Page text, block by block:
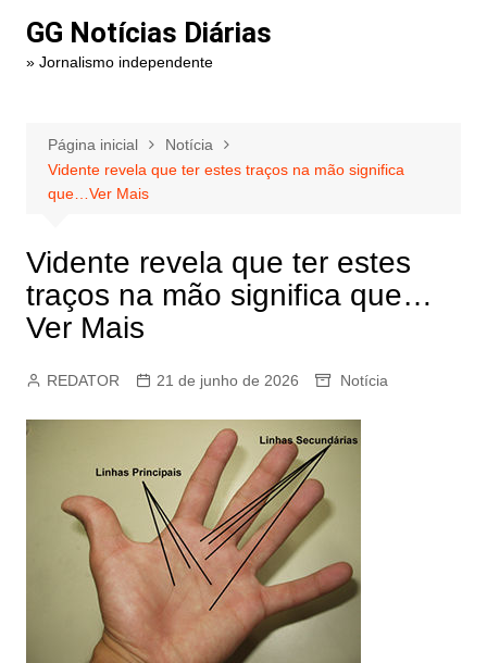
paraGG Notícias Diárias
» Jornalismo independente
Página inicial
Notícia
Vidente revela que ter estes traços na mão significa
que…Ver Mais
Vidente revela que ter estes
traços na mão significa que…
Ver Mais
REDATOR 21 de junho de 2026 Notícia